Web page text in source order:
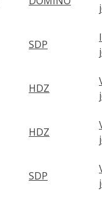
SDP
HDZ
HDZ
SDP